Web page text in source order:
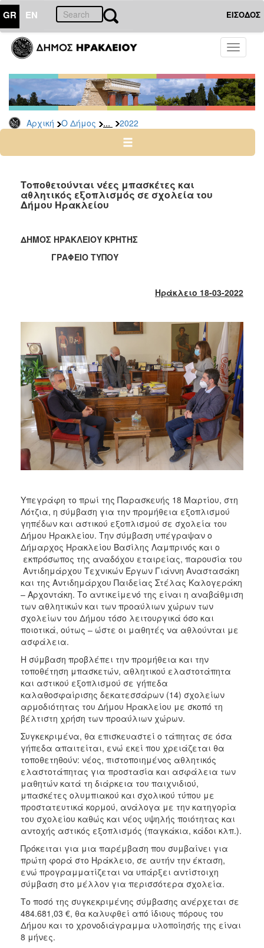
GR EN ΕΙΣΟΔΟΣ
Toggle
Αρχική Ο Δήμος ... 2022
ΔΗΜΟΣ
Δελτία
Τύπου
Αρχείο
2026
2024
2022
2021
2015
2013
2012
2011
2010
2006
ΠΟΛΙΤΙΣΜΟΣ
ΑΝΘΕΚΤΙΚΗ
ΠΟΛΗ
Τοποθετούνται νέες μπασκέτες και
αθλητικός εξοπλισμός σε σχολεία του
Δήμου Ηρακλείου
ΔΗΜΟΣ ΗΡΑΚΛΕΙΟΥ ΚΡΗΤΗΣ
ΓΡΑΦΕΙΟ ΤΥΠΟΥ
Ηράκλειο 18-03-2022
Υπεγράφη το πρωί της Παρασκευής 18 Μαρτίου, στη
Λότζια, η σύμβαση για την προμήθεια εξοπλισμού
γηπέδων και αστικού εξοπλισμού σε σχολεία του
Δήμου Ηρακλείου. Την σύμβαση υπέγραψαν ο
Δήμαρχος Ηρακλείου Βασίλης Λαμπρινός και ο
εκπρόσωπος της αναδόχου εταιρείας, παρουσία του
Αντιδημάρχου Τεχνικών Έργων Γιάννη Αναστασάκη
και της Αντιδημάρχου Παιδείας Στέλας Καλογεράκη
– Αρχοντάκη. Το αντικείμενό της είναι η αναβάθμιση
των αθλητικών και των προαύλιων χώρων των
σχολείων του Δήμου τόσο λειτουργικά όσο και
ποιοτικά, ούτως – ώστε οι μαθητές να αθλούνται με
ασφάλεια.
Η σύμβαση προβλέπει την προμήθεια και την
τοποθέτηση μπασκετών, αθλητικού ελαστοτάπητα
και αστικού εξοπλισμού σε γήπεδα
καλαθοσφαίρισης δεκατεσσάρων (14) σχολείων
αρμοδιότητας του Δήμου Ηρακλείου με σκοπό τη
βέλτιστη χρήση των προαύλιων χώρων.
Συγκεκριμένα, θα επισκευαστεί ο τάπητας σε όσα
γήπεδα απαιτείται, ενώ εκεί που χρειάζεται θα
τοποθετηθούν: νέος, πιστοποιημένος αθλητικός
ελαστοτάπητας για προστασία και ασφάλεια των
μαθητών κατά τη διάρκεια του παιχνιδιού,
μπασκέτες ολυμπιακού και σχολικού τύπου με
προστατευτικά κορμού, ανάλογα με την κατηγορία
του σχολείου καθώς και νέος υψηλής ποιότητας και
αντοχής αστικός εξοπλισμός (παγκάκια, κάδοι κλπ.).
Πρόκειται για μια παρέμβαση που συμβαίνει για
πρώτη φορά στο Ηράκλειο, σε αυτήν την έκταση,
ενώ προγραμματίζεται να υπάρξει αντίστοιχη
σύμβαση στο μέλλον για περισσότερα σχολεία.
Το ποσό της συγκεκριμένης σύμβασης ανέρχεται σε
484.681,03 €, θα καλυφθεί από ίδιους πόρους του
Δήμου και το χρονοδιάγραμμα υλοποίησής της είναι
8 μήνες.